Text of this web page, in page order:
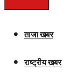
ताजा खबर
राष्ट्रीय खबर